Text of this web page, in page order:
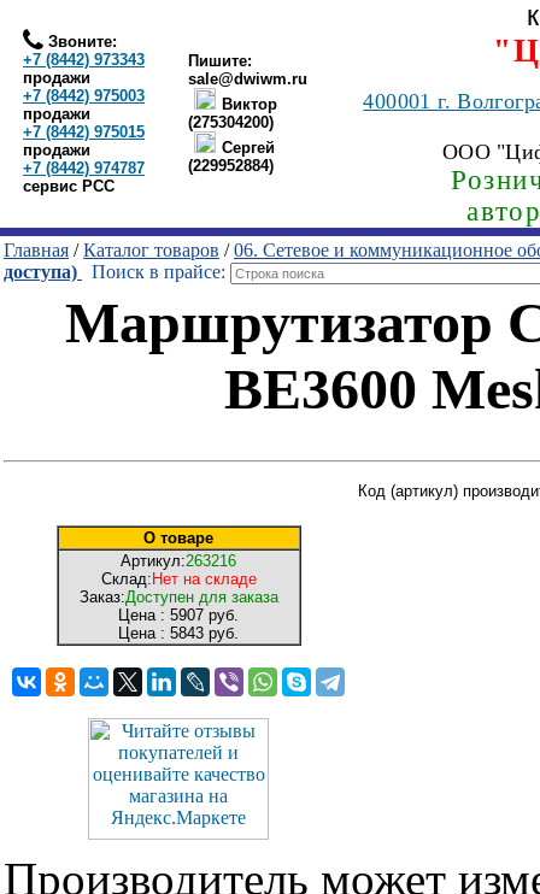
Звоните:
+7 (8442) 973343
продажи
+7 (8442) 975003
продажи
+7 (8442) 975015
продажи
+7 (8442) 974787
сервис РСС
Пишите:
sale@dwiwm.ru
Виктор
(275304200)
Сергей
(229952884)
400001г.
ООО
Главная /Каталог товаров /06. Сетевое и коммуникационное
доступа)
Поиск в прайсе:
Маршрутизатор
BE3600
О товаре
Артикул:263216
Склад: Нет на складе
Заказ:Доступен для заказа
Цена : 5907 руб.
Цена : 5843 руб.
Код (артикул)
Производитель может